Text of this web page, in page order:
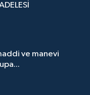
ve manevi